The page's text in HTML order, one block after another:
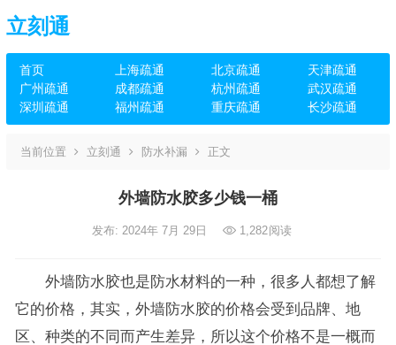
立刻通
首页 上海疏通 北京疏通
天津疏通
广州疏通
成都疏通 杭州疏通
武汉疏通
深圳疏通
福州疏通 重庆疏通 长沙疏通
当前位置 立刻通 防水补漏 正文
外墙防水胶多少钱一桶
发布: 2024年 7月 29日 1,282阅读
外墙防水胶也是防水材料的一种，很多人都想了解
它的价格，其实，外墙防水胶的价格会受到品牌、地
区、种类的不同而产生差异，所以这个价格不是一概而